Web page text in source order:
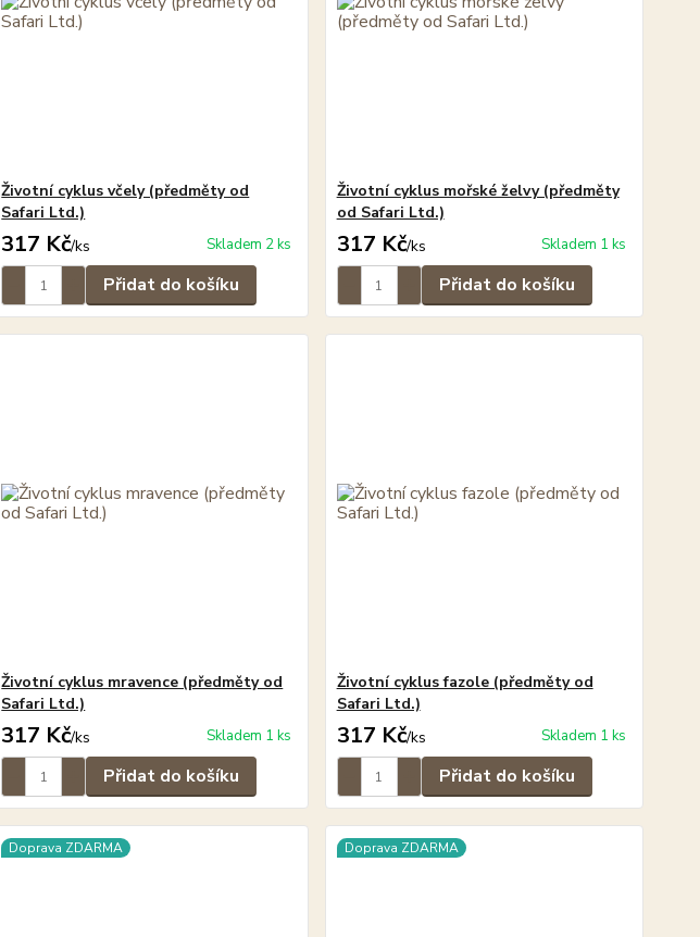
Životní cyklus včely (předměty od
Safari Ltd.)
317 Kč/ks Skladem 2 ks
Přidat do košíku
Životní cyklus mořské želvy (předměty
od Safari Ltd.)
317 Kč/ks Skladem 1 ks
Přidat do košíku
Životní cyklus mravence (předměty od
Safari Ltd.)
317 Kč/ks Skladem 1 ks
Přidat do košíku
Životní cyklus fazole (předměty od
Safari Ltd.)
317 Kč/ks Skladem 1 ks
Přidat do košíku
Doprava ZDARMA Doprava ZDARMA